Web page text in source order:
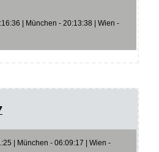
| München - 20:13:38 | Wien -
| München - 06:09:17 | Wien -